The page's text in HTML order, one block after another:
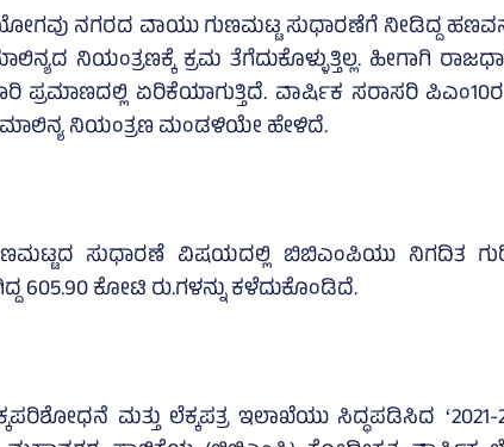
ನಗರದ ವಾಯು ಗುಣಮಟ್ಟ ಸುಧಾರಣೆಗೆ ನೀಡಿದ್ದ
ನಿಯಂತ್ರಣಕ್ಕೆ ಕ್ರಮ ತೆಗೆದುಕೊಳ್ಳುತ್ತಿಲ್ಲ. ಹೀಗಾಗಿ
ಪ್ರಮಾಣದಲ್ಲಿ ಏರಿಕೆಯಾಗುತ್ತಿದೆ. ವಾರ್ಷಿಕ ಸರಾಸರಿ
ಮಾಲಿನ್ಯ ನಿಯಂತ್ರಣ ಮಂಡಳಿಯೇ ಹೇಳಿದೆ.
ಸುಧಾರಣೆ ವಿಷಯದಲ್ಲಿ ಬಿಬಿಎಂಪಿಯು ನಿಗದಿತ
605.90 ಕೋಟಿ ರು.ಗಳನ್ನು ಕಳೆದುಕೊಂಡಿದೆ.
ಮತ್ತು ಲೆಕ್ಕಪತ್ರ ಇಲಾಖೆಯು ಸಿದ್ಧಪಡಿಸಿದ ʻ2021-